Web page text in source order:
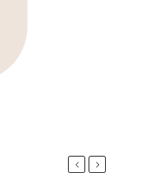
Previous
Next